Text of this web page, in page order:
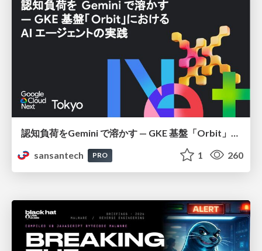
sansantech
PRO 1 260